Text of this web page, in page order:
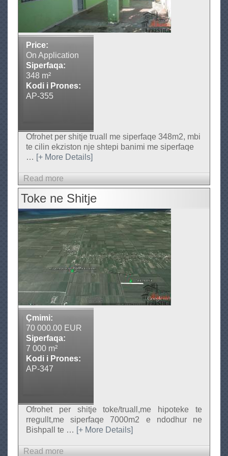
E
a
e
b
a
n
a
P
r
e
s
g
e
Price:
On Application
Siperfaqa:
348 m²
Kodi i Prones:
AP-355
Ofrohet per shitje truall me siperfaqe 348m2, mbi
te cilin ekziston nje shtepi banimi me siperfaqe
… [+ More Details]
Read more
b
o
u
t
o
k
e
n
e
h
i
j
Toke ne Shitje
Çmimi:
70 000.00 EUR
Siperfaqa:
7 000 m²
Kodi i Prones:
AP-347
Ofrohet per shitje toke/truall,me hipoteke te
rregullt,me siperfaqe 7000m2 e ndodhur ne
Bishpall te … [+ More Details]
Read more